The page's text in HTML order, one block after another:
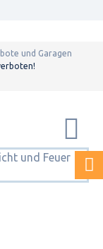
und Garagen